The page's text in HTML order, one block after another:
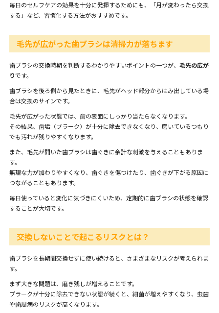
毎日のセルフケアの効果を十分に発揮するためにも、「月が変わったら交換
する」など、習慣化する方法がおすすめです。
毛先が広がった歯ブラシは清掃力が落ちます
歯ブラシの交換時期を判断するわかりやすいポイントの一つが、 毛先の広が
りです。
歯ブラシを後ろ側から見たときに、毛先がヘッド部分からはみ出している場
合は交換のサインです。
毛先が広がった状態では、歯の表面にしっかり当たらなくなります。
その結果、歯垢（プラーク）が十分に除去できなくなり、磨いているつもり
でも汚れが残りやすくなります。
また、毛先が開いた歯ブラシは歯ぐきに余計な刺激を与えることもありま
す。
無理な力が加わりやすくなり、歯ぐきを傷つけたり、歯ぐきが下がる原因に
つながることもあります。
毎日使っていると変化に気づきにくいため、定期的に歯ブラシの状態を確認
することが大切です。
交換しないことで起こるリスクとは？
歯ブラシを長期間交換せずに使い続けると、さまざまなリスクが考えられま
す。
まず大きな問題は、磨き残しが増えることです。
プラークが十分に除去できない状態が続くと、細菌が増えやすくなり、虫歯
や歯周病のリスクが高くなります。